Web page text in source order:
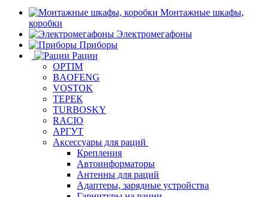
Монтажные шкафы,
коробки
Электромегафоны
Приборы
Рации
OPTIM
BAOFENG
VOSTOK
ТЕРЕК
TURBOSKY
RACIO
АРГУТ
Аксессуары для раций
Крепления
Автоинформаторы
Антенны для раций
Адаптеры, зарядные устройства